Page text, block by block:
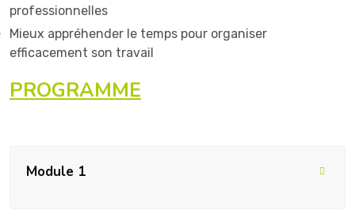
professionnelles
Mieux appréhender le temps pour organiser
efficacement son travail
PROGRAMME
Module 1